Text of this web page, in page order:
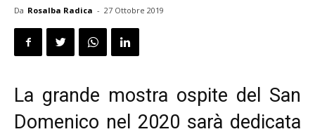
Da Rosalba Radica - 27 Ottobre 2019
La grande mostra ospite del San
Domenico nel 2020 sarà dedicata